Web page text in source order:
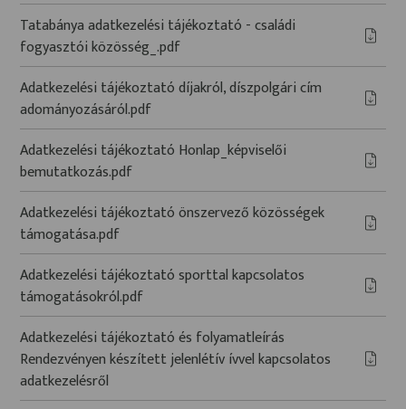
Tatabánya adatkezelési tájékoztató - családi
fogyasztói közösség_.pdf
Adatkezelési tájékoztató díjakról, díszpolgári cím
adományozásáról.pdf
Adatkezelési tájékoztató Honlap_képviselői
bemutatkozás.pdf
Adatkezelési tájékoztató önszervező közösségek
támogatása.pdf
Adatkezelési tájékoztató sporttal kapcsolatos
támogatásokról.pdf
Adatkezelési tájékoztató és folyamatleírás
Rendezvényen készített jelenlétív ívvel kapcsolatos
adatkezelésről